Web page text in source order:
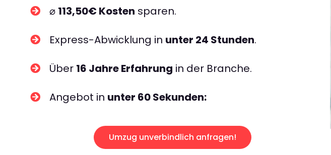
⌀ 113,50€ Kosten sparen.
Express-Abwicklung in unter 24 Stunden.
Über 16 Jahre Erfahrung in der Branche.
Angebot in unter 60 Sekunden:
Umzug unverbindlich anfragen!